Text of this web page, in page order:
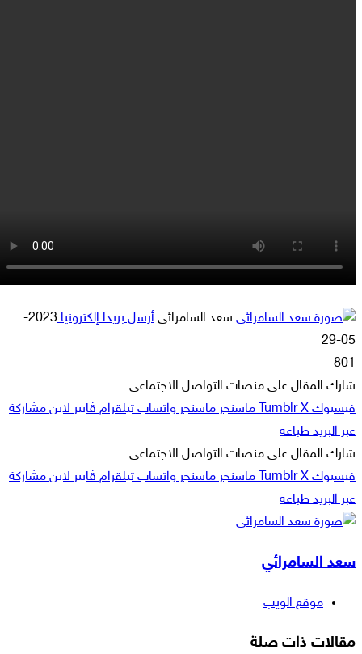
سعد السامرائي أرسل بريدا إلكترونيا
2023-
05-29
801
شارك المقال على منصات التواصل الاجتماعي
فيسبوك ‫X ماسنجر ماسنجر واتساب تيلقرام ڤايبر لاين مشاركة
عبر البريد طباعة
شارك المقال على منصات التواصل الاجتماعي
فيسبوك ‫X ماسنجر ماسنجر واتساب تيلقرام ڤايبر لاين مشاركة
عبر البريد طباعة
سعد السامرائي
موقع الويب
مقالات ذات صلة